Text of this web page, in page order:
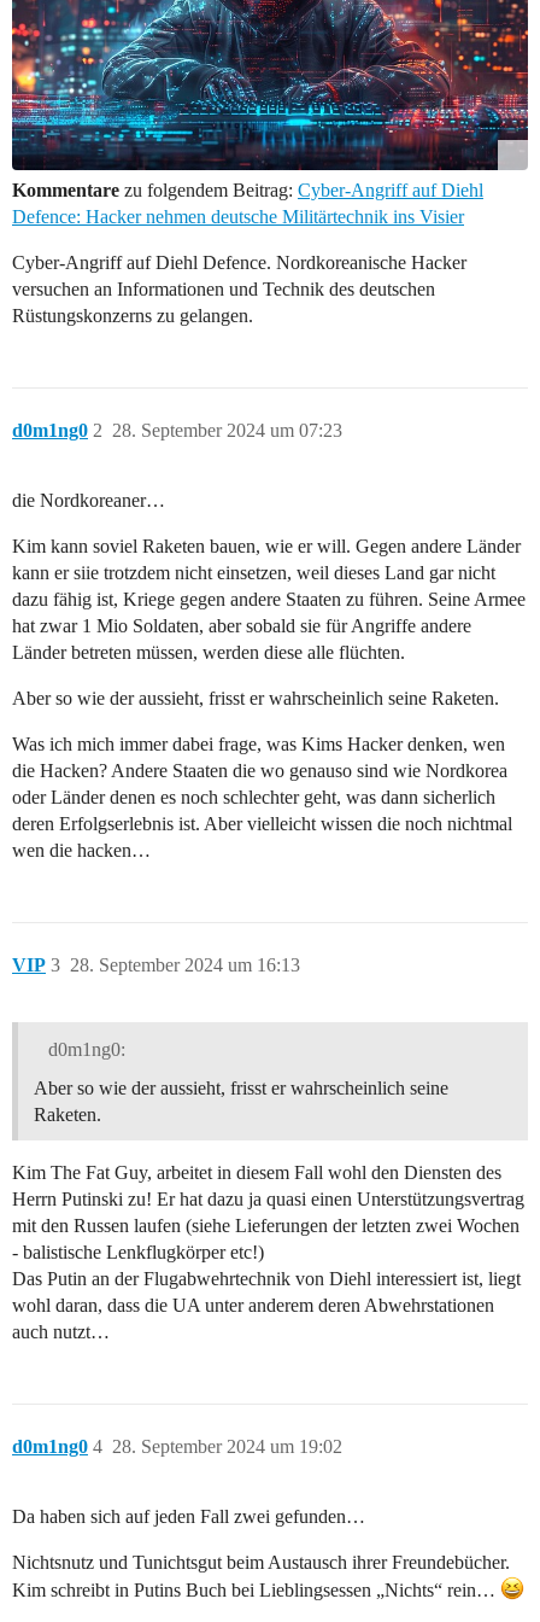
Kommentare zu folgendem Beitrag: Cyber-Angriff auf Diehl
Defence: Hacker nehmen deutsche Militärtechnik ins Visier
Cyber-Angriff auf Diehl Defence. Nordkoreanische Hacker
versuchen an Informationen und Technik des deutschen
Rüstungskonzerns zu gelangen.
d0m1ng0 28. September 2024 um 07:23
2
die Nordkoreaner…
Kim kann soviel Raketen bauen, wie er will. Gegen andere Länder
kann er siie trotzdem nicht einsetzen, weil dieses Land gar nicht
dazu fähig ist, Kriege gegen andere Staaten zu führen. Seine Armee
hat zwar 1 Mio Soldaten, aber sobald sie für Angriffe andere
Länder betreten müssen, werden diese alle flüchten.
Aber so wie der aussieht, frisst er wahrscheinlich seine Raketen.
Was ich mich immer dabei frage, was Kims Hacker denken, wen
die Hacken? Andere Staaten die wo genauso sind wie Nordkorea
oder Länder denen es noch schlechter geht, was dann sicherlich
deren Erfolgserlebnis ist. Aber vielleicht wissen die noch nichtmal
wen die hacken…
VIP 28. September 2024 um 16:13
3
d0m1ng0:
Aber so wie der aussieht, frisst er wahrscheinlich seine
Raketen.
Kim The Fat Guy, arbeitet in diesem Fall wohl den Diensten des
Herrn Putinski zu! Er hat dazu ja quasi einen Unterstützungsvertrag
mit den Russen laufen (siehe Lieferungen der letzten zwei Wochen
- balistische Lenkflugkörper etc!)
Das Putin an der Flugabwehrtechnik von Diehl interessiert ist, liegt
wohl daran, dass die UA unter anderem deren Abwehrstationen
auch nutzt…
d0m1ng0 28. September 2024 um 19:02
4
Da haben sich auf jeden Fall zwei gefunden…
Nichtsnutz und Tunichtsgut beim Austausch ihrer Freundebücher.
Kim schreibt in Putins Buch bei Lieblingsessen „Nichts“ rein…